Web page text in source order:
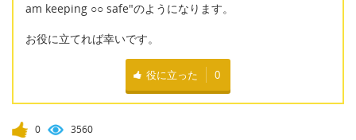
am keeping ○○ safe"のようになります。
お役に立てれば幸いです。
役に立った 0
0 3560